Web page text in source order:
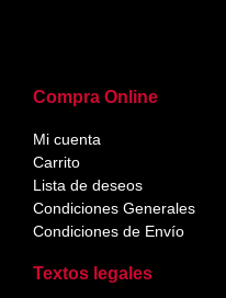
Compra Online
Mi cuenta
Carrito
Lista de deseos
Condiciones Generales
Condiciones de Envío
Textos legales